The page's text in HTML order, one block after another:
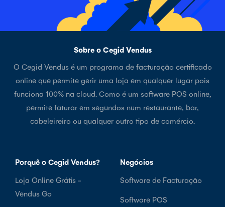
Sobre o Cegid Vendus
O Cegid Vendus é um programa de facturação certificado
online que permite gerir uma loja em qualquer lugar pois
funciona 100% na cloud. Como é um software POS online,
permite faturar em segundos num restaurante, bar,
cabeleireiro ou qualquer outro tipo de comércio.
Porquê o Cegid Vendus?
Loja Online Grátis -
Vendus Go
Negócios
Software de Facturação
Software POS